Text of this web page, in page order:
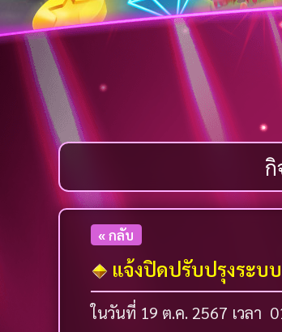
กิ
« กลับ
แจ้งปิดปรับปรุงระบบ
ในวันที่ 19 ต.ค. 2567 เวลา